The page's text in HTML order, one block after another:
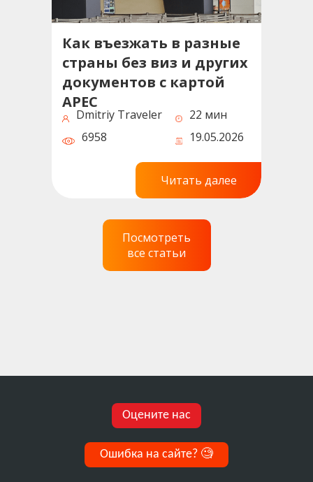
Как въезжать в разные
страны без виз и других
документов с картой
APEC
Dmitriy Traveler
22 мин
6958
19.05.2026
Читать далее
Посмотреть
все статьи
Оцените нас
Ошибка на сайте? 🧐